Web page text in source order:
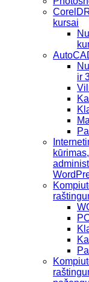
kursai
ir